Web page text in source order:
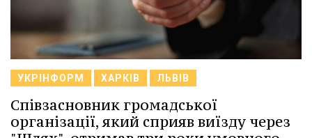
УКРІНФОРМ ХАРКІВ ЛЬВІВ
Співзасновник громадської
організації, який сприяв виїзду через